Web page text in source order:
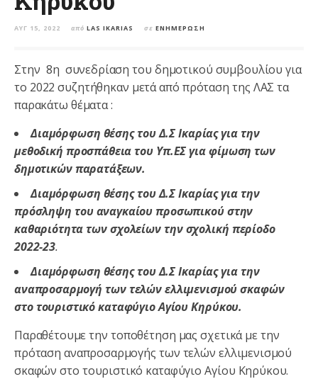
ΑΥΓ 15, 2022 από LAS IKARIAS σε ΕΝΗΜΈΡΩΣΗ
Στην 8η συνεδρίαση του δημοτικού συμβουλίου για
το 2022 συζητήθηκαν μετά από πρόταση της ΛΑΣ τα
παρακάτω θέματα :
Διαμόρφωση θέσης του Δ.Σ Ικαρίας για την
μεθοδική προσπάθεια του Υπ.ΕΣ για φίμωση των
δημοτικών παρατάξεων.
Διαμόρφωση θέσης του Δ.Σ Ικαρίας για την
πρόσληψη του αναγκαίου προσωπικού στην
καθαριότητα των σχολείων την σχολική περίοδο
2022-23.
Διαμόρφωση θέσης του Δ.Σ Ικαρίας για την
αναπροσαρμογή των τελών ελλιμενισμού σκαφών
στο τουριστικό καταφύγιο Αγίου Κηρύκου.
Παραθέτουμε την τοποθέτηση μας σχετικά με την
πρόταση αναπροσαρμογής των τελών ελλιμενισμού
σκαφών στο τουριστικό καταφύγιο Αγίου Κηρύκου.